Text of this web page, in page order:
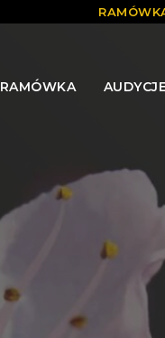
RAMÓWKA AUDYCJE